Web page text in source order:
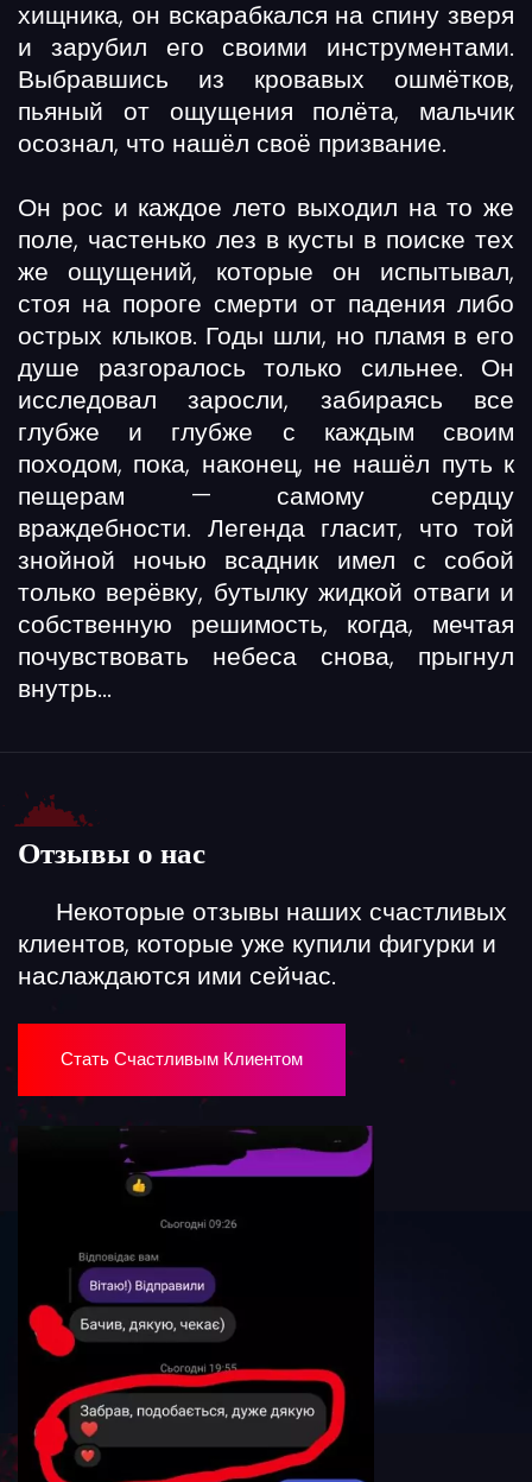
хищника, он вскарабкался на спину зверя
и зарубил его своими инструментами.
Выбравшись из кровавых ошмётков,
пьяный от ощущения полёта, мальчик
осознал, что нашёл своё призвание.
Он рос и каждое лето выходил на то же
поле, частенько лез в кусты в поиске тех
же ощущений, которые он испытывал,
стоя на пороге смерти от падения либо
острых клыков. Годы шли, но пламя в его
душе разгоралось только сильнее. Он
исследовал заросли, забираясь все
глубже и глубже с каждым своим
походом, пока, наконец, не нашёл путь к
пещерам — самому сердцу
враждебности. Легенда гласит, что той
знойной ночью всадник имел с собой
только верёвку, бутылку жидкой отваги и
собственную решимость, когда, мечтая
почувствовать небеса снова, прыгнул
внутрь...
Отзывы о нас
Некоторые отзывы наших счастливых
клиентов, которые уже купили фигурки и
наслаждаются ими сейчас.
Стать Счастливым Клиентом